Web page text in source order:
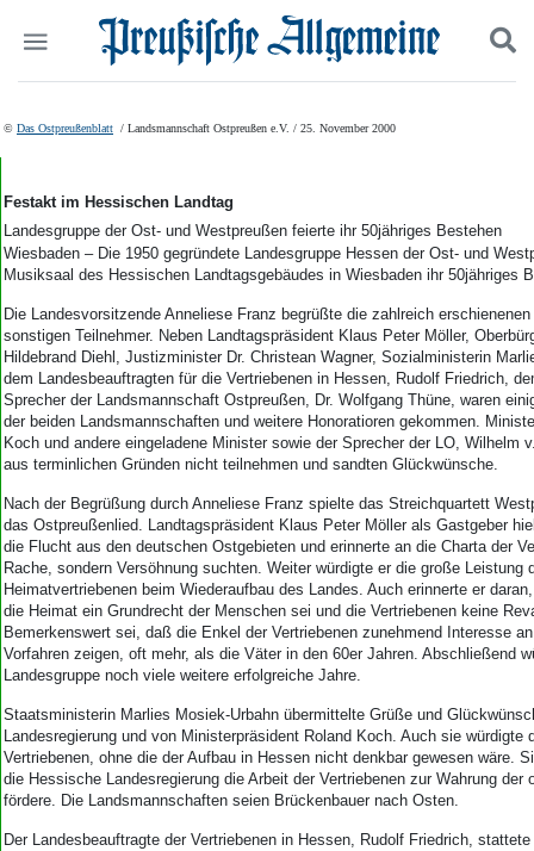
Wer wir sind
Aktuelle Ausgabe
Abonnenten-Login
Abonnent werden
Abo Prämien
Archiv
Mediadaten
Politik
Panorama
Gesellschaft
Leben
Geschichte
Ostpreußen
Pommern
Berlin-Brandenburg
Schlesien
Danzig und Westpreußen
Bücher
Kontakt
Impressum
Datenschutz
Suchen und finden
© Das Ostpreußenblatt / Landsmannschaft Ostpreußen e.V. / 25. November 2000
Festakt im Hessischen Landtag
Landesgruppe der Ost- und Westpreußen feierte ihr 50jähriges Bestehen
Wiesbaden – Die 1950 gegründete Landesgruppe Hessen der Ost- und
Musiksaal des Hessischen Landtagsgebäudes in Wiesbaden ihr 50jähriges
Die Landesvorsitzende Anneliese Franz begrüßte die zahlreich
sonstigen Teilnehmer. Neben Landtagspräsident Klaus Peter Möller,
Hildebrand Diehl, Justizminister Dr. Christean Wagner, Sozialministerin
dem Landesbeauftragten für die Vertriebenen in Hessen, Rudolf Friedrich,
Sprecher der Landsmannschaft Ostpreußen, Dr. Wolfgang Thüne, waren
der beiden Landsmannschaften und weitere Honoratioren gekommen.
Koch und andere eingeladene Minister sowie der Sprecher der LO, Wilhelm
aus terminlichen Gründen nicht teilnehmen und sandten Glückwünsche.
Nach der Begrüßung durch Anneliese Franz spielte das Streichquartett
das Ostpreußenlied. Landtagspräsident Klaus Peter Möller als Gastgeber
die Flucht aus den deutschen Ostgebieten und erinnerte an die Charta der
Rache, sondern Versöhnung suchten. Weiter würdigte er die große Leistung
Heimatvertriebenen beim Wiederaufbau des Landes. Auch erinnerte er
die Heimat ein Grundrecht der Menschen sei und die Vertriebenen keine
Bemerkenswert sei, daß die Enkel der Vertriebenen zunehmend Interesse
Vorfahren zeigen, oft mehr, als die Väter in den 60er Jahren. Abschließend
Landesgruppe noch viele weitere erfolgreiche Jahre.
Staatsministerin Marlies Mosiek-Urbahn übermittelte Grüße und
Landesregierung und von Ministerpräsident Roland Koch. Auch sie würdigte
Vertriebenen, ohne die der Aufbau in Hessen nicht denkbar gewesen wäre.
die Hessische Landesregierung die Arbeit der Vertriebenen zur Wahrung der
fördere. Die Landsmannschaften seien Brückenbauer nach Osten.
Der Landesbeauftragte der Vertriebenen in Hessen, Rudolf Friedrich,